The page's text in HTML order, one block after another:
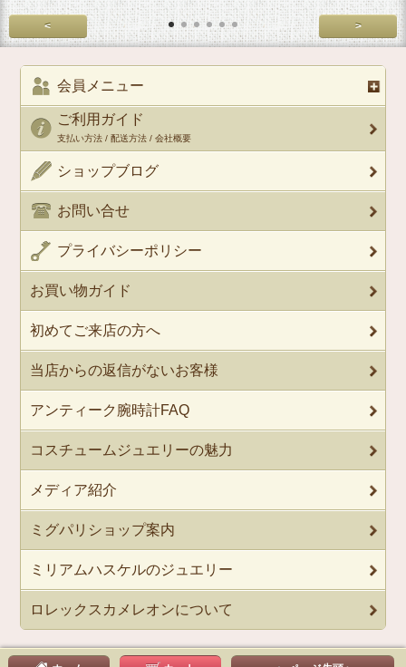
< >
会員メニュー
ご利用ガイド
支払い方法 / 配送方法 / 会社概要
ショップブログ
お問い合せ
プライバシーポリシー
お買い物ガイド
初めてご来店の方へ
当店からの返信がないお客様
アンティーク腕時計FAQ
コスチュームジュエリーの魅力
メディア紹介
ミグパリショップ案内
ミリアムハスケルのジュエリー
ロレックスカメレオンについて